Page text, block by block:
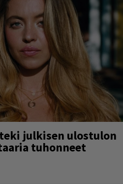
julkisen ulostulon
tuhonneet